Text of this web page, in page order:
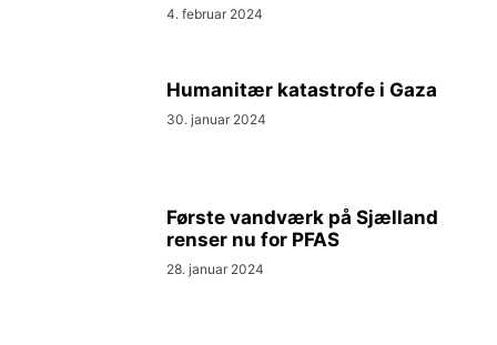
4. februar 2024
Humanitær katastrofe i Gaza
30. januar 2024
Første vandværk på Sjælland
renser nu for PFAS
28. januar 2024